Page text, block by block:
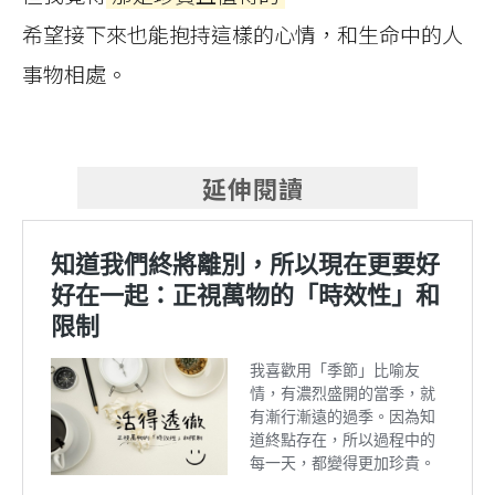
希望接下來也能抱持這樣的心情，和生命中的人
事物相處。
延伸閱讀